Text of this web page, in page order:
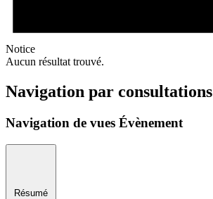
Notice
Aucun résultat trouvé.
Navigation par consultations
Navigation de vues Évènement
Résumé